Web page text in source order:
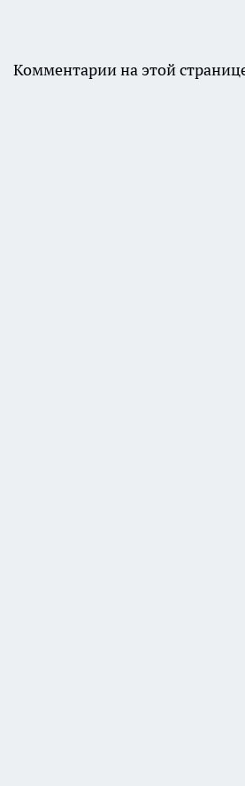
Комментарии на этой